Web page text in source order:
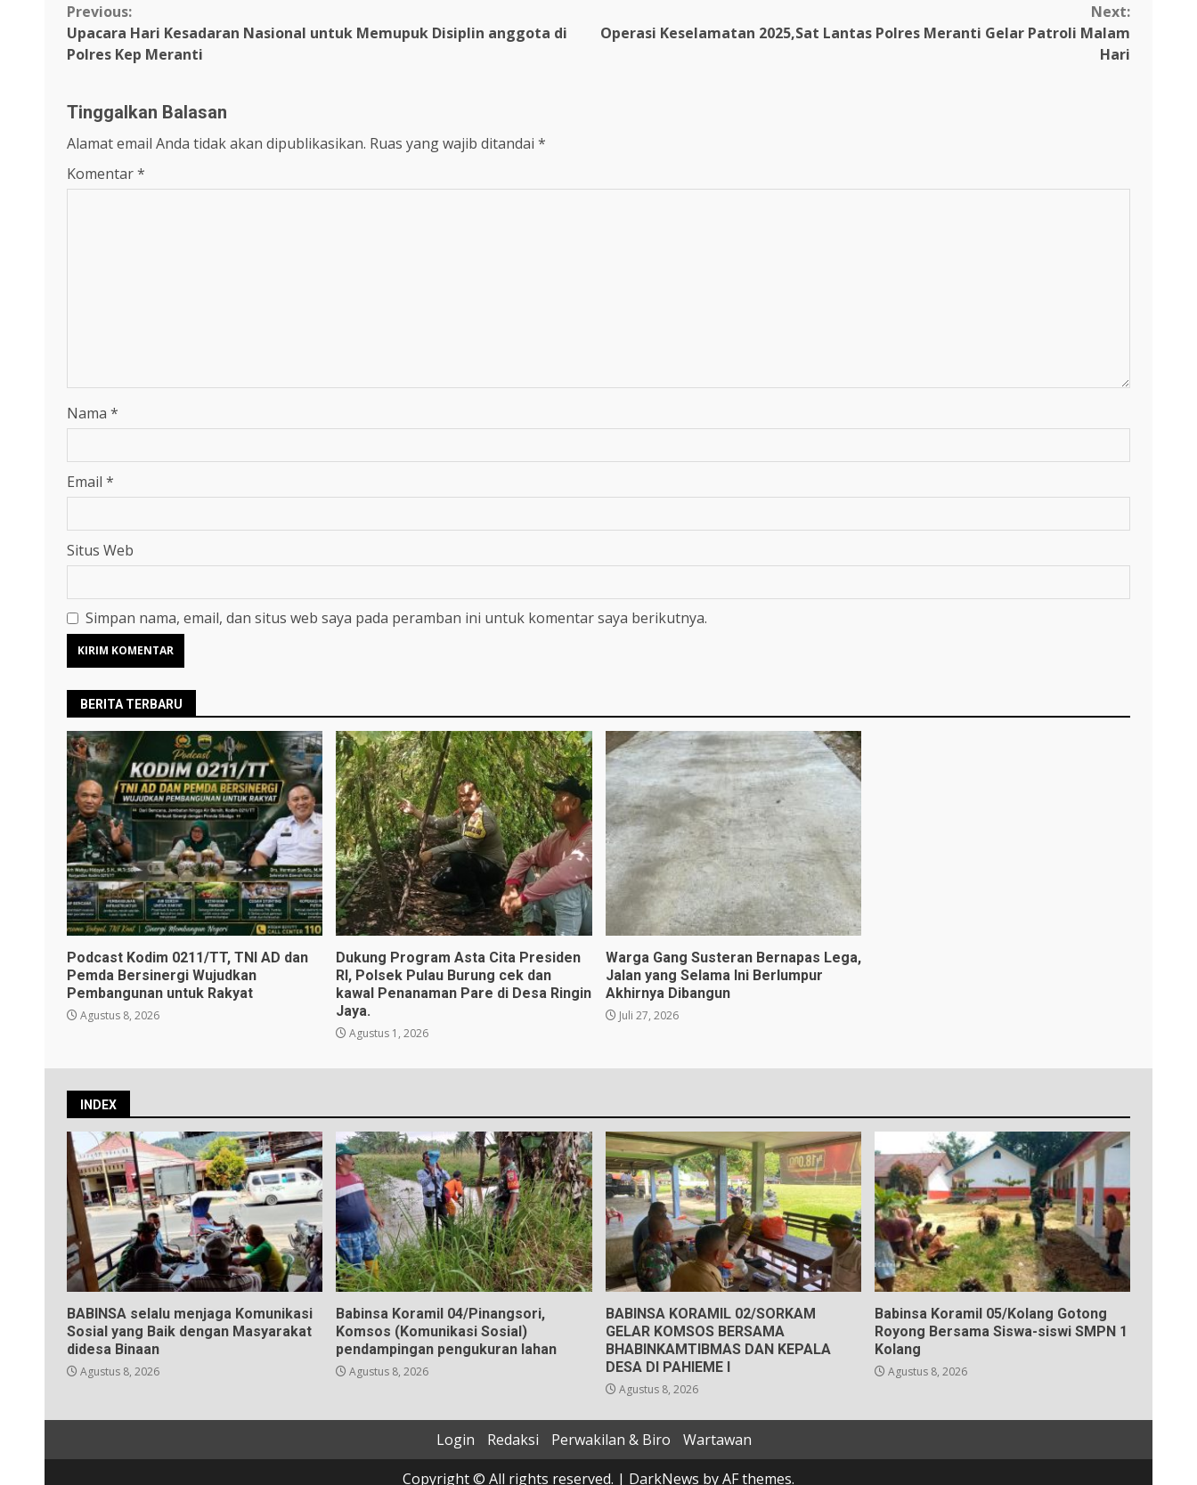
Continue
Reading
Previous:
Upacara Hari Kesadaran Nasional untuk Memupuk Disiplin anggota di
Polres Kep Meranti
Next:
Operasi Keselamatan 2025,Sat Lantas Polres Meranti Gelar Patroli Malam
Hari
Tinggalkan Balasan
Alamat email Anda tidak akan dipublikasikan. Ruas yang wajib ditandai *
Komentar*
Nama *
Email *
Situs Web
Simpan nama, email, dan situs web saya pada peramban ini untuk komentar saya berikutnya.
BERITA TERBARU
Podcast Kodim 0211/TT, TNI AD dan
Pemda Bersinergi Wujudkan
Pembangunan untuk Rakyat
Agustus 8, 2026
Dukung Program Asta Cita Presiden
RI, Polsek Pulau Burung cek dan
kawal Penanaman Pare di Desa Ringin
Jaya.
Agustus 1, 2026
Warga Gang Susteran Bernapas Lega,
Jalan yang Selama Ini Berlumpur
Akhirnya Dibangun
Juli 27, 2026
INDEX
BABINSA selalu menjaga Komunikasi
Sosial yang Baik dengan Masyarakat
didesa Binaan
Agustus 8, 2026
Babinsa Koramil 04/Pinangsori,
Komsos (Komunikasi Sosial)
pendampingan pengukuran lahan
Agustus 8, 2026
BABINSA KORAMIL 02/SORKAM
GELAR KOMSOS BERSAMA
BHABINKAMTIBMAS DAN KEPALA
DESA DI PAHIEME I
Agustus 8, 2026
Babinsa Koramil 05/Kolang Gotong
Royong Bersama Siswa-siswi SMPN 1
Kolang
Agustus 8, 2026
Login Redaksi Perwakilan & Biro
Wartawan
Copyright © All rights reserved. | DarkNews by AF themes.